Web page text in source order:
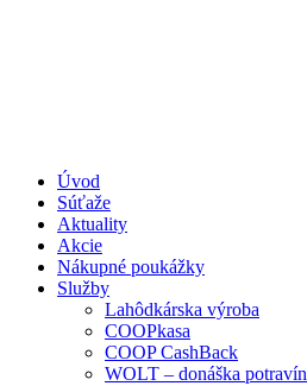
Úvod
Súťaže
Aktuality
Akcie
Nákupné poukážky
Služby
Lahôdkárska výroba
COOPkasa
COOP CashBack
WOLT – donáška